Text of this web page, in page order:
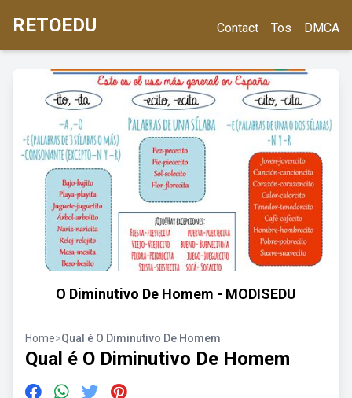
RETOEDU Contact Tos DMCA
O Diminutivo De Homem - MODISEDU
Home>Qual é O Diminutivo De Homem
Qual é O Diminutivo De Homem